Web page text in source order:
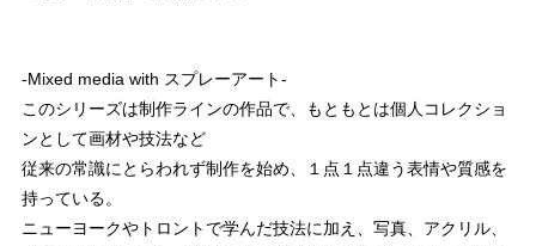
-Mixed media with スプレーアート-
このシリーズは制作ラインの作品で、もともとは個人コレクショ
ンとして画材や技法など
従来の常識にとらわれず制作を始め、１点１点違う表情や質感を
持っている。
ニューヨークやトロントで学んだ技法に加え、写真、アクリル、